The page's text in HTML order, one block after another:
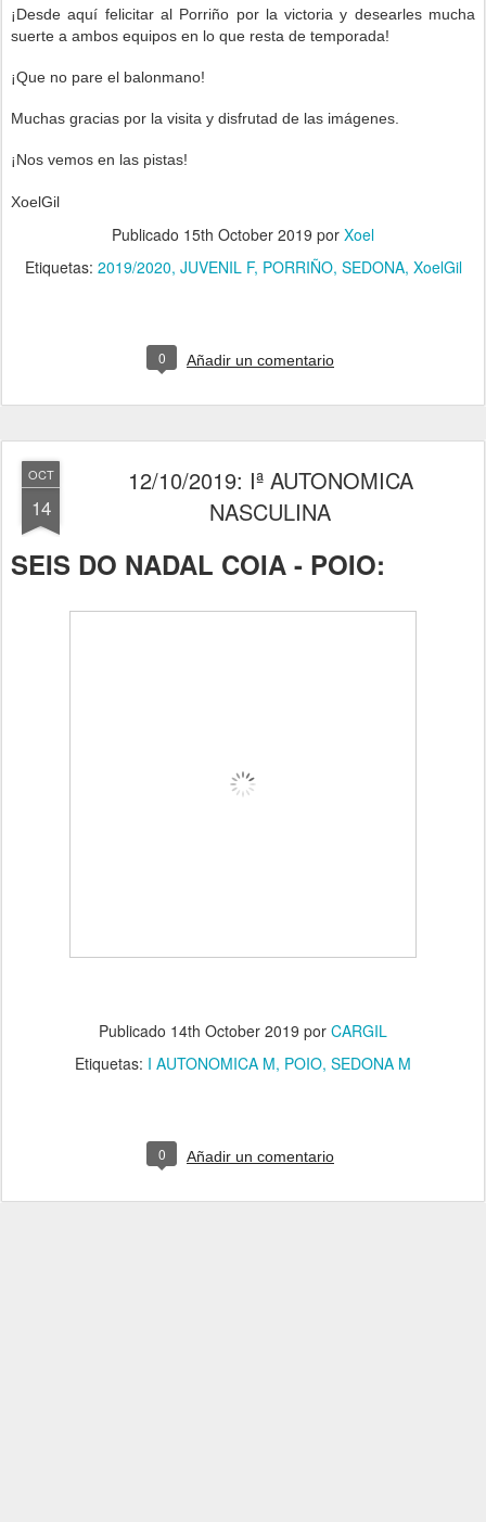
¡Desde aquí felicitar al Porriño por la victoriay desearles mucha
suerte a ambos equipos en lo que resta de temporada!
¡Que no pare el balonmano!
Muchas gracias por la visita y disfrutad de las imágenes.
¡Nos vemos en las pistas!
XoelGil
Publicado 15th October 2019 por Xoel
Etiquetas: 2019/2020 JUVENIL F PORRIÑO SEDONA XoelGil
0 Añadir un comentario
OCT
14
12/10/2019: Iª AUTONOMICA
NASCULINA
SEIS DO NADAL COIA - POIO:
Publicado 14th October 2019 por CARGIL
Etiquetas: I AUTONOMICA M POIO SEDONA M
0 Añadir un comentario